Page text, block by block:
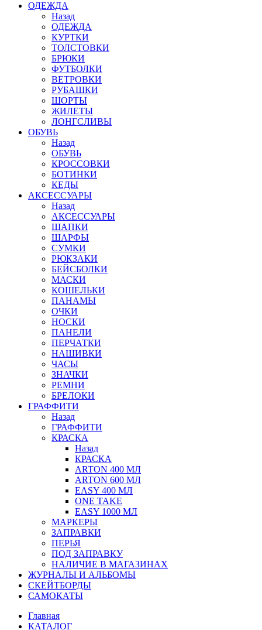
ОДЕЖДА
Назад
ОДЕЖДА
КУРТКИ
ТОЛСТОВКИ
БРЮКИ
ФУТБОЛКИ
ВЕТРОВКИ
РУБАШКИ
ШОРТЫ
ЖИЛЕТЫ
ЛОНГСЛИВЫ
ОБУВЬ
Назад
ОБУВЬ
КРОССОВКИ
БОТИНКИ
КЕДЫ
АКСЕССУАРЫ
Назад
АКСЕССУАРЫ
ШАПКИ
ШАРФЫ
СУМКИ
РЮКЗАКИ
БЕЙСБОЛКИ
МАСКИ
КОШЕЛЬКИ
ПАНАМЫ
ОЧКИ
НОСКИ
ПАНЕЛИ
ПЕРЧАТКИ
НАШИВКИ
ЧАСЫ
ЗНАЧКИ
РЕМНИ
БРЕЛОКИ
ГРАФФИТИ
Назад
ГРАФФИТИ
КРАСКА
Назад
КРАСКА
ARTON 400 МЛ
ARTON 600 МЛ
EASY 400 МЛ
ONE TAKE
EASY 1000 МЛ
МАРКЕРЫ
ЗАПРАВКИ
ПЕРЬЯ
ПОД ЗАПРАВКУ
НАЛИЧИЕ В МАГАЗИНАХ
ЖУРНАЛЫ И АЛЬБОМЫ
СКЕЙТБОРДЫ
САМОКАТЫ
Главная
КАТАЛОГ